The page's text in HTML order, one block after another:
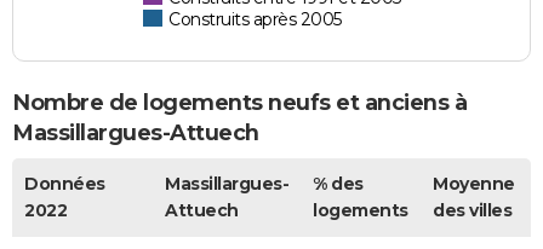
Construits après 2005
Nombre de logements neufs et anciens à
Massillargues-Attuech
Données
2022
Massillargues-
Attuech
% des
logements
Moyenne
des villes